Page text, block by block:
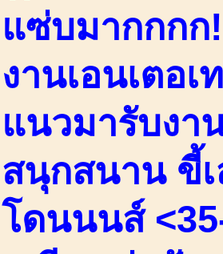
แซ่บมากกกก
งานเอนเตอ
แนวมารับงา
สนุกสนาน ขี้
โดนนนส์